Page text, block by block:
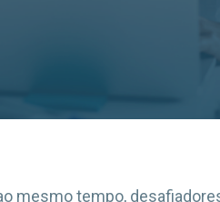
mesmo tempo,